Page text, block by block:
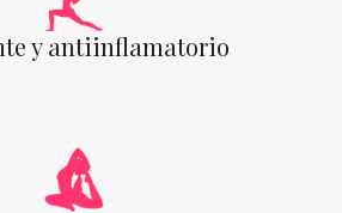
y antiinflamatorio